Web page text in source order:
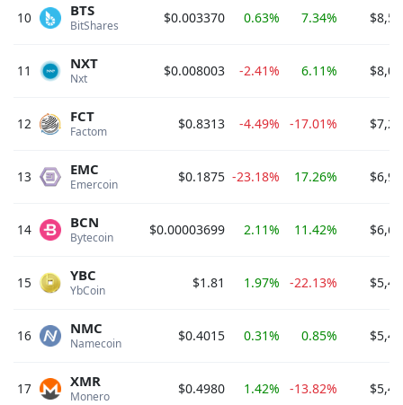
10 BitShares
BTS $0.003370 0.63% 7.34%
11 Nxt
NXT $0.008003 -2.41% 6.11%
12 Factom
FCT $0.8313 -4.49% -17.01%
13 Emercoin
EMC $0.1875 -23.18% 17.26%
14 Bytecoin
BCN $0.00003699 2.11% 11.42%
15 YbCoin
YBC $1.81 1.97% -22.13%
16 Namecoin
NMC $0.4015 0.31% 0.85%
17 Monero
XMR $0.4980 1.42% -13.82%